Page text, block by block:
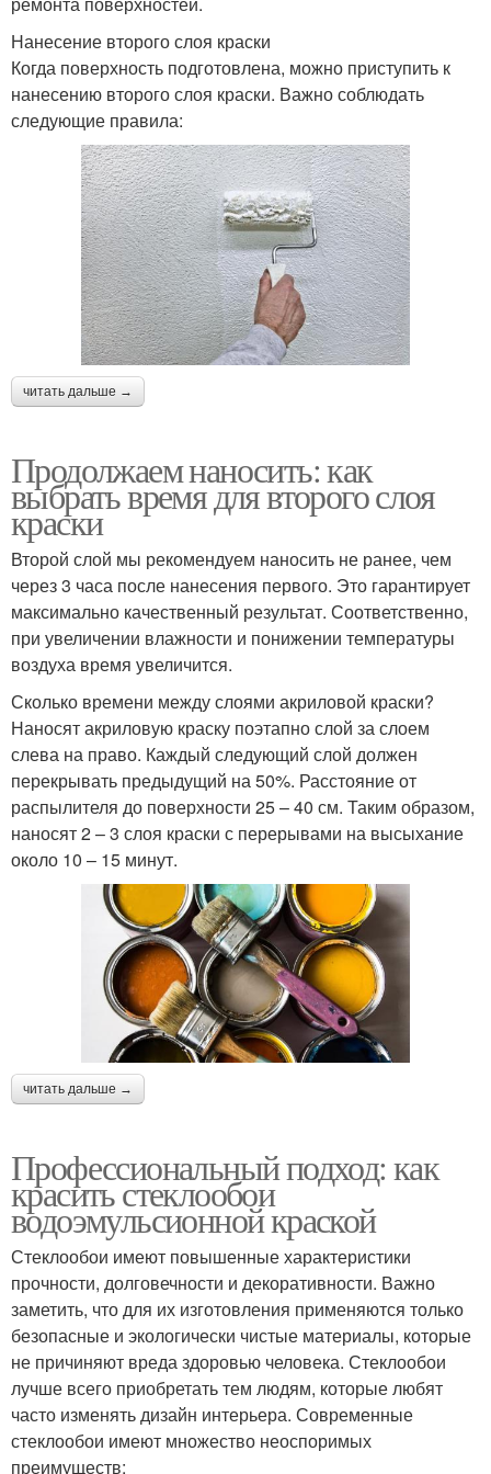
Нанесение второго слоя краски
Когда поверхность подготовлена, можно приступить к
нанесению второго слоя краски. Важно соблюдать
следующие правила:
читать дальше →
Продолжаем наносить: как
выбрать время для второго слоя
краски
Второй слой мы рекомендуем наносить не ранее, чем
через 3 часа после нанесения первого. Это гарантирует
максимально качественный результат. Соответственно,
при увеличении влажности и понижении температуры
воздуха время увеличится.
Сколько времени между слоями акриловой краски?
Наносят акриловую краску поэтапно слой за слоем
слева на право. Каждый следующий слой должен
перекрывать предыдущий на 50%. Расстояние от
распылителя до поверхности 25 – 40 см. Таким образом,
наносят 2 – 3 слоя краски с перерывами на высыхание
около 10 – 15 минут.
читать дальше →
Профессиональный подход: как
красить стеклообои
водоэмульсионной краской
Стеклообои имеют повышенные характеристики
прочности, долговечности и декоративности. Важно
заметить, что для их изготовления применяются только
безопасные и экологически чистые материалы, которые
не причиняют вреда здоровью человека. Стеклообои
лучше всего приобретать тем людям, которые любят
часто изменять дизайн интерьера. Современные
стеклообои имеют множество неоспоримых
преимуществ: